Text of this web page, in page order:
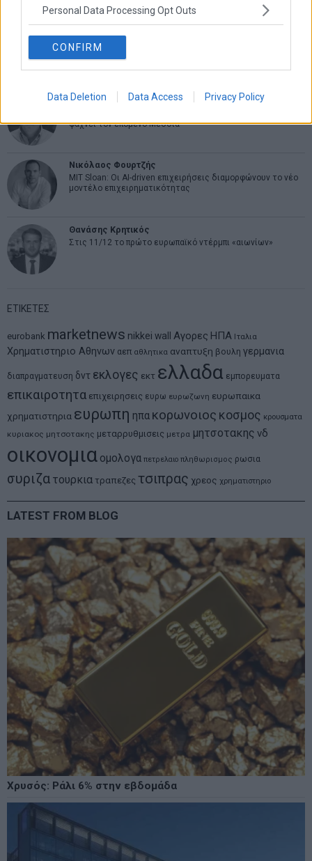
Personal Data Processing Opt Outs
CONFIRM
Data Deletion Data Access Privacy Policy
Σταματίνα Σταματάκου
Η βία κατά των ζώων δεν αντέχει βολικές ερμηνείες
Δημήτρης Καμπουράκης
ψάχνει τον επόμενο Μεσσία
Νικόλαος Φουρτζής
MIT Sloan: Οι AI-driven επιχειρήσεις διαμορφώνουν το νέο
μοντέλο επιχειρηματικότητας
Θανάσης Κρητικός
Στις 11/12 το πρώτο ευρωπαϊκό ντέρμπι «αιωνίων»
ΕΤΙΚΕΤΕΣ
eurobank marketnews nikkei wall Αγορες ΗΠΑ Ιταλια
Χρηματιστηριο Αθηνων αεπ αθλητικα αναπτυξη βουλη γερμανια
διαπραγματευση δντ εκλογες εκτ ελλαδα εμπορευματα
επικαιροτητα επιχειρησεις ευρω ευρωζωνη ευρωπαικα
χρηματιστηρια ευρωπη ηπα κορωνοιος κοσμος κρουσματα
κυριακος μητσοτακης μεταρρυθμισεις μετρα μητσοτακης νδ
οικονομια ομολογα πετρελαιο πληθωρισμος ρωσια
συριζα τουρκια τραπεζες τσιπρας χρεος χρηματιστηριο
LATEST FROM BLOG
Χρυσός: Ράλι 6% στην εβδομάδα